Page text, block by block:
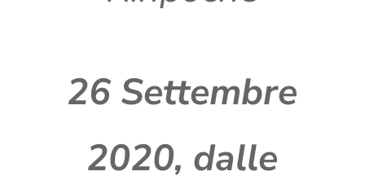
26 Settembre
2020, dalle